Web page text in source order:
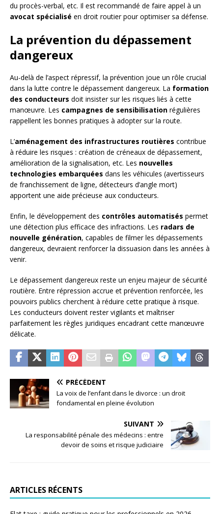
du procès-verbal, etc. Il est recommandé de faire appel à un
avocat spécialisé en droit routier pour optimiser sa défense.
La prévention du dépassement
dangereux
Au-delà de l’aspect répressif, la prévention joue un rôle crucial
dans la lutte contre le dépassement dangereux. La formation
des conducteurs doit insister sur les risques liés à cette
manœuvre. Les campagnes de sensibilisation régulières
rappellent les bonnes pratiques à adopter sur la route.
L’aménagement des infrastructures routières contribue
à réduire les risques : création de créneaux de dépassement,
amélioration de la signalisation, etc. Les nouvelles
technologies embarquées dans les véhicules (avertisseurs
de franchissement de ligne, détecteurs d’angle mort)
apportent une aide précieuse aux conducteurs.
Enfin, le développement des contrôles automatisés permet
une détection plus efficace des infractions. Les radars de
nouvelle génération, capables de filmer les dépassements
dangereux, devraient renforcer la dissuasion dans les années à
venir.
Le dépassement dangereux reste un enjeu majeur de sécurité
routière. Entre répression accrue et prévention renforcée, les
pouvoirs publics cherchent à réduire cette pratique à risque.
Les conducteurs doivent rester vigilants et maîtriser
parfaitement les règles juridiques encadrant cette manœuvre
délicate.
PRÉCÉDENT
La voix de l’enfant dans le divorce : un droit
fondamental en pleine évolution
SUIVANT
La responsabilité pénale des médecins : entre
devoir de soins et risque judiciaire
ARTICLES RÉCENTS